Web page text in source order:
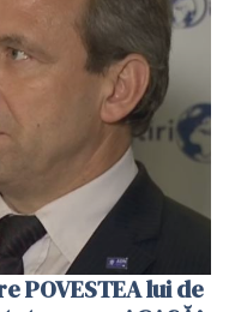
POVESTEA lui de